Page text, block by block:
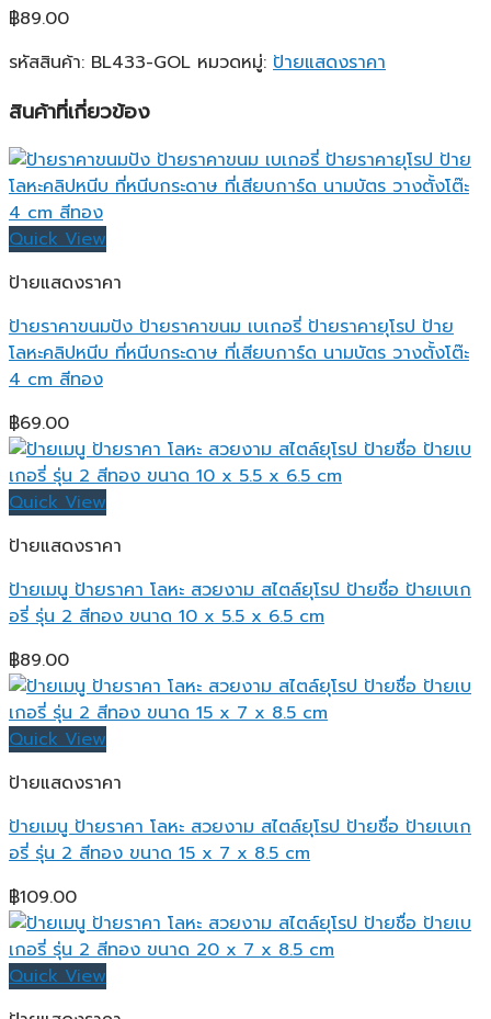
฿89.00
รหัสสินค้า: BL433-GOL หมวดหมู่: ป้ายแสดงราคา
สินค้าที่เกี่ยวข้อง
Quick View
ป้ายแสดงราคา
ป้ายราคาขนมปัง ป้ายราคาขนม เบเกอรี่ ป้ายราคายุโรป ป้าย
โลหะคลิปหนีบ ที่หนีบกระดาษ ที่เสียบการ์ด นามบัตร วางตั้งโต๊ะ
4 cm สีทอง
฿69.00
Quick View
ป้ายแสดงราคา
ป้ายเมนู ป้ายราคา โลหะ สวยงาม สไตล์ยุโรป ป้ายชื่อ ป้ายเบเก
อรี่ รุ่น 2 สีทอง ขนาด 10 x 5.5 x 6.5 cm
฿89.00
Quick View
ป้ายแสดงราคา
ป้ายเมนู ป้ายราคา โลหะ สวยงาม สไตล์ยุโรป ป้ายชื่อ ป้ายเบเก
อรี่ รุ่น 2 สีทอง ขนาด 15 x 7 x 8.5 cm
฿109.00
Quick View